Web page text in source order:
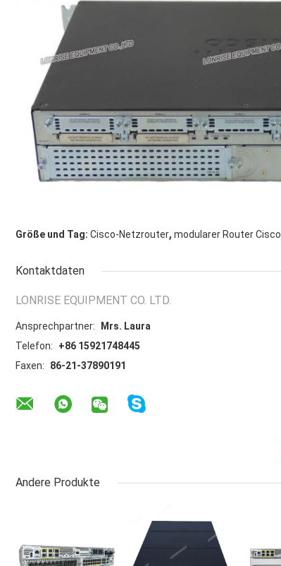
Größe und Tag: Cisco-Netzrouter, modularer Router Cisco
Kontaktdaten
LONRISE EQUIPMENT CO. LTD.
Ansprechpartner:
Mrs. Laura
Telefon:
+86 15921748445
Faxen:
86-21-37890191
Andere Produkte